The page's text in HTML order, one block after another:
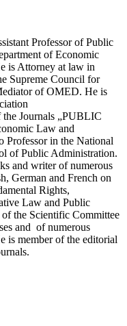
Professor of Public
of Economic
is Attorney at law in
Supreme Council for
of OMED. He is
Journals „PUBLIC
Law and
in the National
of Public Administration.
and writer of numerous
German and French on
Rights,
Law and Public
the Scientific Committee
and of numerous
is member of the editorial